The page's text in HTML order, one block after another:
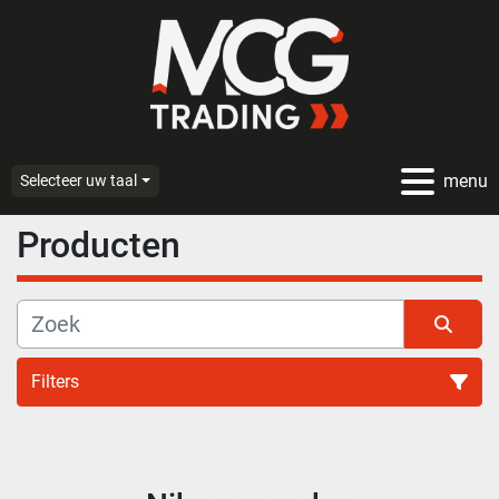
menu
Selecteer uw taal
Producten
Filters